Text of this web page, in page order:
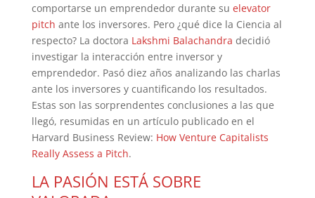
comportarse un emprendedor durante su elevator
pitch ante los inversores. Pero ¿qué dice la Ciencia al
respecto? La doctora Lakshmi Balachandra decidió
investigar la interacción entre inversor y
emprendedor. Pasó diez años analizando las charlas
ante los inversores y cuantificando los resultados.
Estas son las sorprendentes conclusiones a las que
llegó, resumidas en un artículo publicado en el
Harvard Business Review: How Venture Capitalists
Really Assess a Pitch.
LA PASIÓN ESTÁ SOBRE